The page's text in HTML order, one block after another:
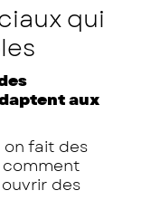
qui
aux
on fait des
comment
des